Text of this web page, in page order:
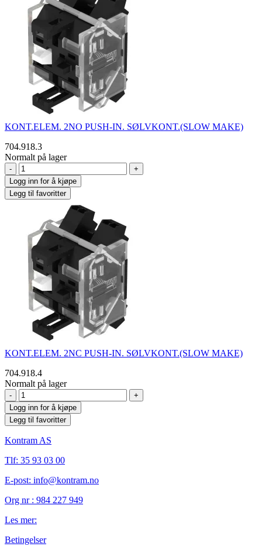
KONT.ELEM. 2NO PUSH-IN. SØLVKONT.(SLOW MAKE)
704.918.3
Normalt på lager
-
+
Logg inn for å kjøpe
Legg til favoritter
KONT.ELEM. 2NC PUSH-IN. SØLVKONT.(SLOW MAKE)
704.918.4
Normalt på lager
-
+
Logg inn for å kjøpe
Legg til favoritter
Kontram AS
Tlf: 35 93 03 00
E-post: info@kontram.no
Org nr : 984 227 949
Les mer:
Betingelser